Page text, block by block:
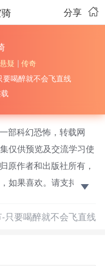
分享
悬疑 | 传奇
喝醉就不会飞直线
部科幻恐怖，转载网
仅供预览及交流学习使
原作者和出版社所有，
如果喜欢。请支持正
天在哭泣！
只要喝醉就不会飞直线